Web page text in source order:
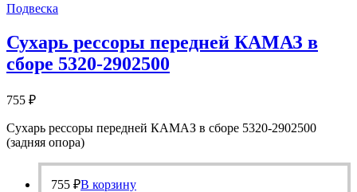
Подвеска
Сухарь рессоры передней КАМАЗ в
сборе 5320-2902500
755 ₽
Сухарь рессоры передней КАМАЗ в сборе 5320-2902500
(задняя опора)
755 ₽В корзину